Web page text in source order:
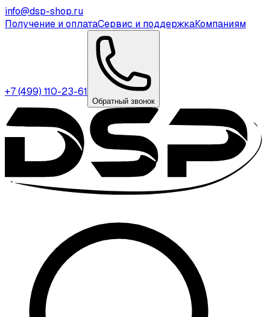
info@dsp-shop.ru
Получение и оплатаСервис и поддержкаКомпаниям
+7 (499) 110-23-61
Обратный звонок